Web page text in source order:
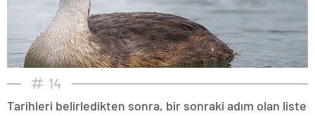
14
Tarihleri belirledikten sonra, bir sonraki adım olan liste